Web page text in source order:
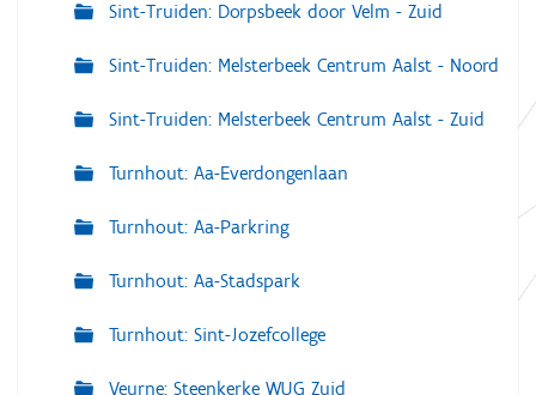
Sint-Truiden: Dorpsbeek door Velm - Zuid
Sint-Truiden: Melsterbeek Centrum Aalst - Noord
Sint-Truiden: Melsterbeek Centrum Aalst - Zuid
Turnhout: Aa-Everdongenlaan
Turnhout: Aa-Parkring
Turnhout: Aa-Stadspark
Turnhout: Sint-Jozefcollege
Veurne: Steenkerke WUG Zuid